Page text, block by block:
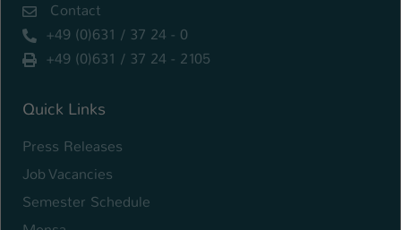
Contact
+49 (0)631 / 37 24 - 0
+49 (0)631 / 37 24 - 2105
Quick Links
Press Releases
Job Vacancies
Semester Schedule